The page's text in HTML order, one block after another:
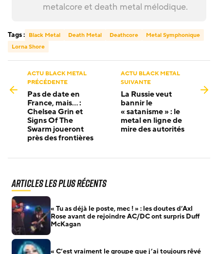
metalcore et death metal mélodique.
Tags : Black Metal Death Metal Deathcore
Metal Symphonique
Lorna Shore
ACTU BLACK METAL
PRÉCÉDENTE
Pas de date en
France, mais… :
Chelsea Grin et
Signs Of The
Swarm joueront
près des frontières
ACTU BLACK METAL
SUIVANTE
La Russie veut
bannir le
« satanisme » : le
metal en ligne de
mire des autorités
Articles les plus récents
« Tu as déjà le poste, mec ! » : les doutes d’Axl
Rose avant de rejoindre AC/DC ont surpris Duff
McKagan
« C’est vraiment le groupe que j’ai toujours rêvé